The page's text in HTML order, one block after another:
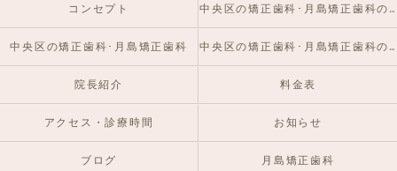
コンセプト 中央区の矯正歯科･月島矯正歯科の口コミ情報
中央区の矯正歯科･月島矯正歯科 中央区の矯正歯科･月島矯正歯科のお客様の声
院長紹介 料金表
アクセス・診療時間 お知らせ
ブログ 月島矯正歯科